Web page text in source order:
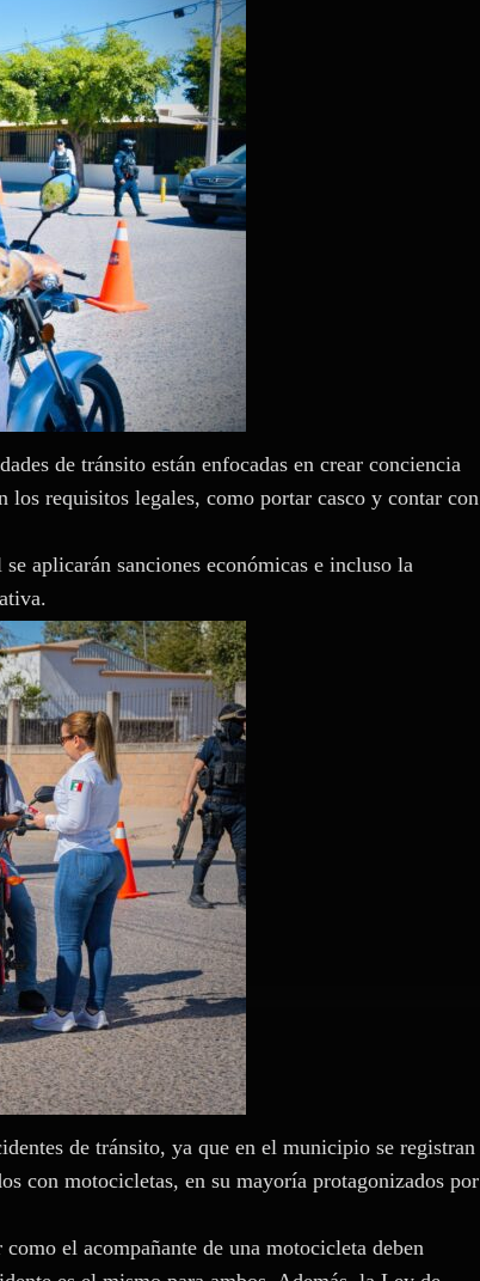
de tránsito están enfocadas en crear conciencia
requisitos legales, como portar casco y contar con
aplicarán sanciones económicas e incluso la
de tránsito, ya que en el municipio se registran
con motocicletas, en su mayoría protagonizados por
el acompañante de una motocicleta deben